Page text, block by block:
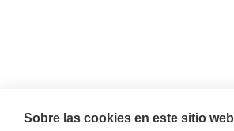
Sobre las cookies en este sitio web